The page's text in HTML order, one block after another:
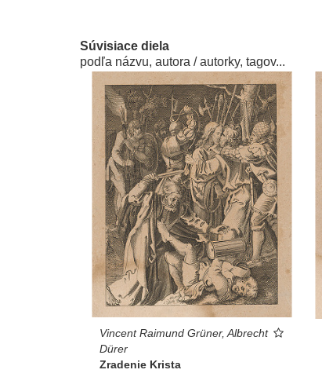
Súvisiace diela
podľa názvu, autora / autorky, tagov...
Vincent Raimund Grüner, Albrecht
Dürer
Zradenie Krista